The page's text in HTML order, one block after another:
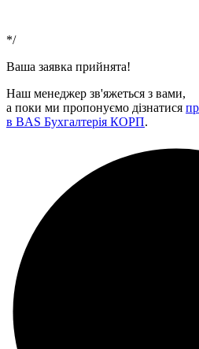
*/
Ваша заявка прийнята!
Наш менеджер зв'яжеться з вами,
а поки ми пропонуємо дізнатися
в BAS Бухгалтерія КОРП.